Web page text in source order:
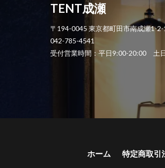
TENT成瀬
〒194-0045 東京都町田市南成瀬1-
042-785-4541
受付営業時間：平日9:00-20:00 土
ホーム 特定商取引